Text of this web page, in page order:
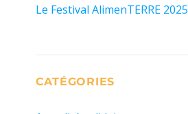
Le Festival AlimenTERRE 2025
CATÉGORIES